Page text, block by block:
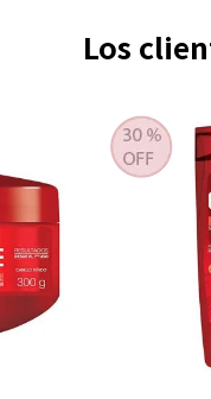
Los